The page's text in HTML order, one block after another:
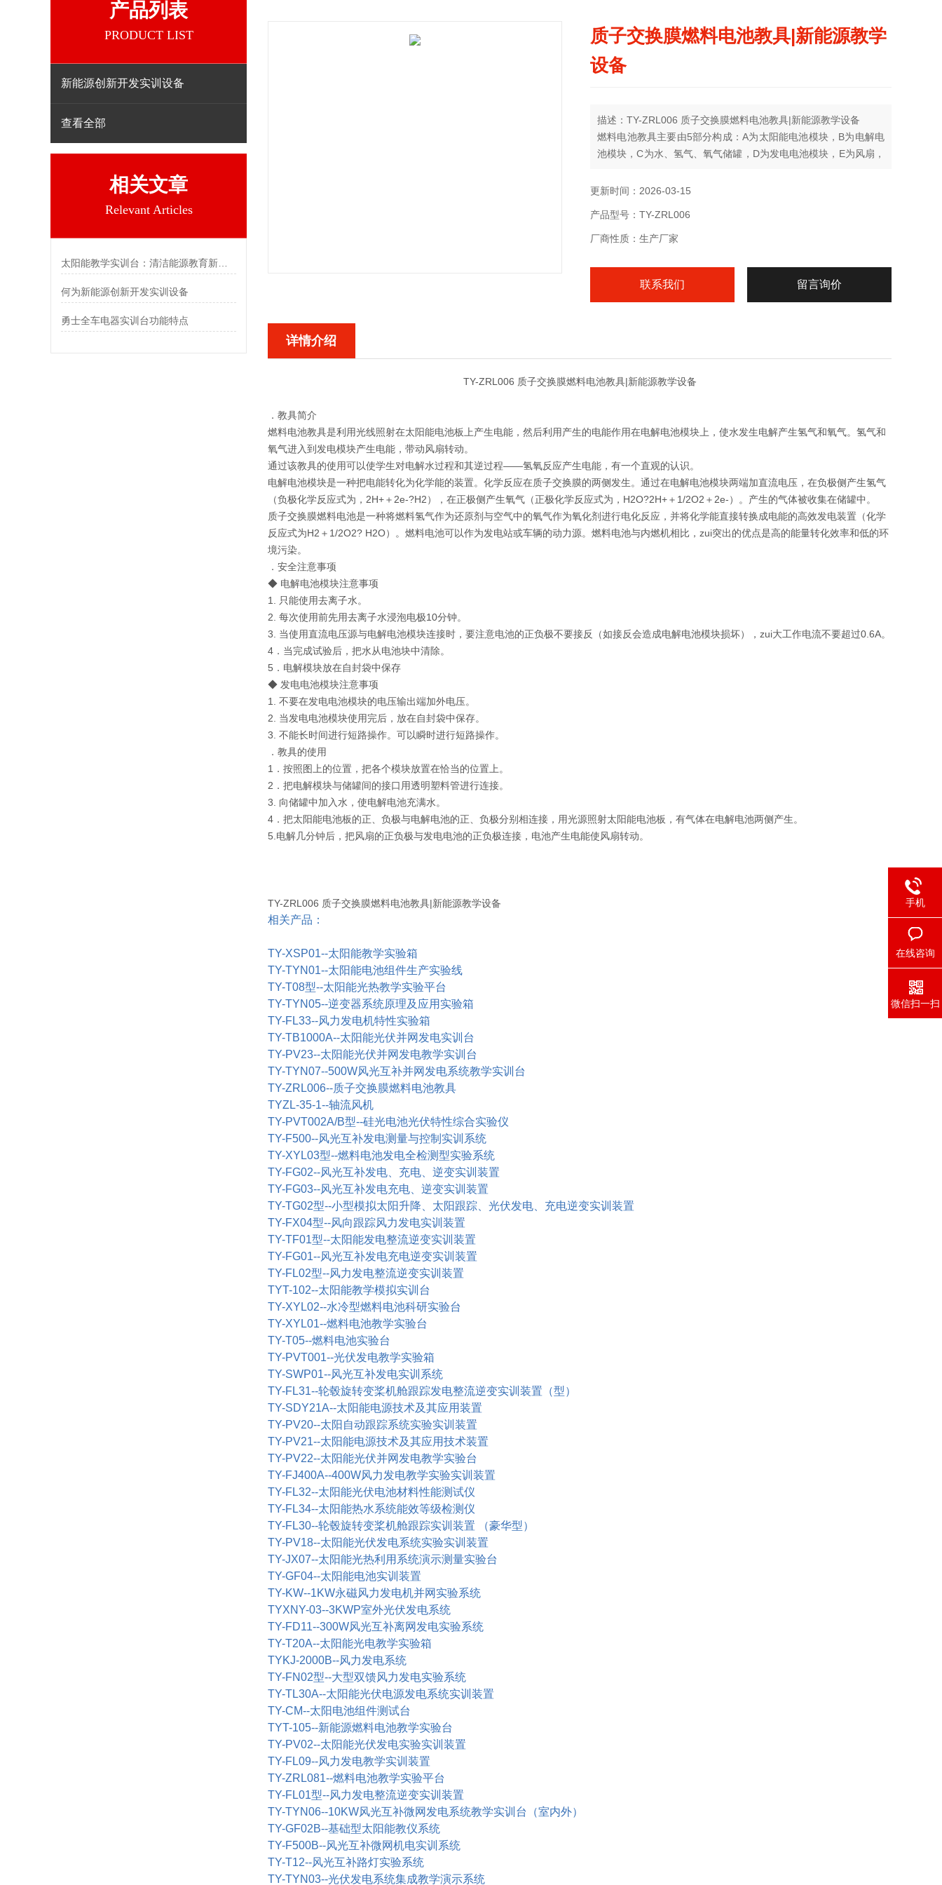
产品列表
PRODUCT LIST
新能源创新开发实训设备
查看全部
相关文章
Relevant Articles
太阳能教学实训台：清洁能源教育新时代
何为新能源创新开发实训设备
勇士全车电器实训台功能特点
质子交换膜燃料电池教具|新能源教学
设备
描述：TY-ZRL006 质子交换膜燃料电池教具|新能源教学设备
燃料电池教具主要由5部分构成：A为太阳能电池模块，B为电解电
池模块，C为水、氢气、氧气储罐，D为发电电池模块，E为风扇，
更新时间：2026-03-15
产品型号：TY-ZRL006
厂商性质：生产厂家
联系我们 留言询价
详情介绍
TY-ZRL006 质子交换膜燃料电池教具|新能源教学设备
．教具简介
燃料电池教具是利用光线照射在太阳能电池板上产生电能，然后利用产生的电能作用在电解电池模块上，使水发生电解产生氢气和氧气。氢气和
氧气进入到发电模块产生电能，带动风扇转动。
通过该教具的使用可以使学生对电解水过程和其逆过程——氢氧反应产生电能，有一个直观的认识。
电解电池模块是一种把电能转化为化学能的装置。化学反应在质子交换膜的两侧发生。通过在电解电池模块两端加直流电压，在负极侧产生氢气
（负极化学反应式为，2H+＋2e-?H2），在正极侧产生氧气（正极化学反应式为，H2O?2H+＋1/2O2＋2e-）。产生的气体被收集在储罐中。
质子交换膜燃料电池是一种将燃料氢气作为还原剂与空气中的氧气作为氧化剂进行电化反应，并将化学能直接转换成电能的高效发电装置（化学
反应式为H2＋1/2O2? H2O）。燃料电池可以作为发电站或车辆的动力源。燃料电池与内燃机相比，zui突出的优点是高的能量转化效率和低的环
境污染。
．安全注意事项
◆ 电解电池模块注意事项
1. 只能使用去离子水。
2. 每次使用前先用去离子水浸泡电极10分钟。
3. 当使用直流电压源与电解电池模块连接时，要注意电池的正负极不要接反（如接反会造成电解电池模块损坏），zui大工作电流不要超过0.6A。
4．当完成试验后，把水从电池块中清除。
5．电解模块放在自封袋中保存
◆ 发电电池模块注意事项
1. 不要在发电电池模块的电压输出端加外电压。
2. 当发电电池模块使用完后，放在自封袋中保存。
3. 不能长时间进行短路操作。可以瞬时进行短路操作。
．教具的使用
1．按照图上的位置，把各个模块放置在恰当的位置上。
2．把电解模块与储罐间的接口用透明塑料管进行连接。
3. 向储罐中加入水，使电解电池充满水。
4．把太阳能电池板的正、负极与电解电池的正、负极分别相连接，用光源照射太阳能电池板，有气体在电解电池两侧产生。
5.电解几分钟后，把风扇的正负极与发电电池的正负极连接，电池产生电能使风扇转动。
TY-ZRL006 质子交换膜燃料电池教具|新能源教学设备
相关产品：
TY-XSP01--太阳能教学实验箱
TY-TYN01--太阳能电池组件生产实验线
TY-T08型--太阳能光热教学实验平台
TY-TYN05--逆变器系统原理及应用实验箱
TY-FL33--风力发电机特性实验箱
TY-TB1000A--太阳能光伏并网发电实训台
TY-PV23--太阳能光伏并网发电教学实训台
TY-TYN07--500W风光互补并网发电系统教学实训台
TY-ZRL006--质子交换膜燃料电池教具
TYZL-35-1--轴流风机
TY-PVT002A/B型--硅光电池光伏特性综合实验仪
TY-F500--风光互补发电测量与控制实训系统
TY-XYL03型--燃料电池发电全检测型实验系统
TY-FG02--风光互补发电、充电、逆变实训装置
TY-FG03--风光互补发电充电、逆变实训装置
TY-TG02型--小型模拟太阳升降、太阳跟踪、光伏发电、充电逆变实训装置
TY-FX04型--风向跟踪风力发电实训装置
TY-TF01型--太阳能发电整流逆变实训装置
TY-FG01--风光互补发电充电逆变实训装置
TY-FL02型--风力发电整流逆变实训装置
TYT-102--太阳能教学模拟实训台
TY-XYL02--水冷型燃料电池科研实验台
TY-XYL01--燃料电池教学实验台
TY-T05--燃料电池实验台
TY-PVT001--光伏发电教学实验箱
TY-SWP01--风光互补发电实训系统
TY-FL31--轮毂旋转变桨机舱跟踪发电整流逆变实训装置（型）
TY-SDY21A--太阳能电源技术及其应用装置
TY-PV20--太阳自动跟踪系统实验实训装置
TY-PV21--太阳能电源技术及其应用技术装置
TY-PV22--太阳能光伏并网发电教学实验台
TY-FJ400A--400W风力发电教学实验实训装置
TY-FL32--太阳能光伏电池材料性能测试仪
TY-FL34--太阳能热水系统能效等级检测仪
TY-FL30--轮毂旋转变桨机舱跟踪实训装置
（豪华型）
TY-PV18--太阳能光伏发电系统实验实训装置
TY-JX07--太阳能光热利用系统演示测量实验台
TY-GF04--太阳能电池实训装置
TY-KW--1KW永磁风力发电机并网实验系统
TYXNY-03--3KWP室外光伏发电系统
TY-FD11--300W风光互补离网发电实验系统
TY-T20A--太阳能光电教学实验箱
TYKJ-2000B--风力发电系统
TY-FN02型--大型双馈风力发电实验系统
TY-TL30A--太阳能光伏电源发电系统实训装置
TY-CM--太阳电池组件测试台
TYT-105--新能源燃料电池教学实验台
TY-PV02--太阳能光伏发电实验实训装置
TY-FL09--风力发电教学实训装置
TY-ZRL081--燃料电池教学实验平台
TY-FL01型--风力发电整流逆变实训装置
TY-TYN06--10KW风光互补微网发电系统教学实训台（室内外）
TY-GF02B--基础型太阳能教仪系统
TY-F500B--风光互补微网机电实训系统
TY-T12--风光互补路灯实验系统
TY-TYN03--光伏发电系统集成教学演示系统
手机
在线咨询
微信扫一扫